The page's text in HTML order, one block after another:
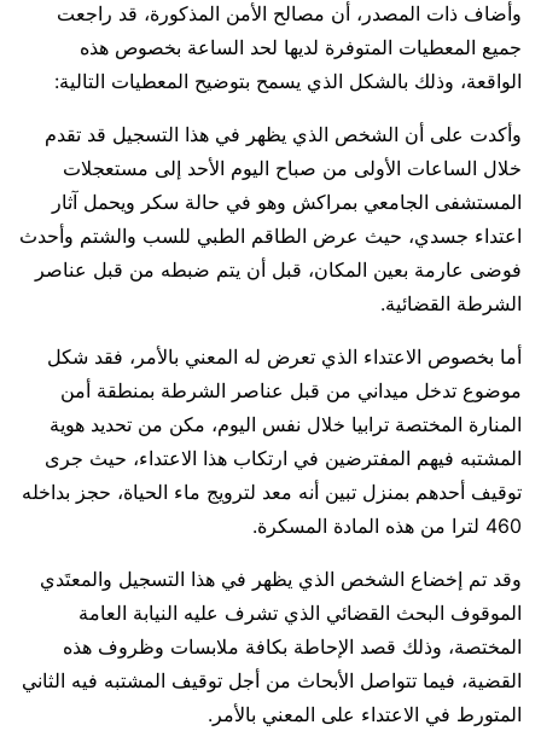
وأضاف ذات المصدر، أن مصالح الأمن المذكورة، قد راجعت
جميع المعطيات المتوفرة لديها لحد الساعة بخصوص هذه
الواقعة، وذلك بالشكل الذي يسمح بتوضيح المعطيات التالية:
وأكدت على أن الشخص الذي يظهر في هذا التسجيل قد تقدم
خلال الساعات الأولى من صباح اليوم الأحد إلى مستعجلات
المستشفى الجامعي بمراكش وهو في حالة سكر ويحمل آثار
اعتداء جسدي، حيث عرض الطاقم الطبي للسب والشتم وأحدث
فوضى عارمة بعين المكان، قبل أن يتم ضبطه من قبل عناصر
الشرطة القضائية.
أما بخصوص الاعتداء الذي تعرض له المعني بالأمر، فقد شكل
موضوع تدخل ميداني من قبل عناصر الشرطة بمنطقة أمن
المنارة المختصة ترابيا خلال نفس اليوم، مكن من تحديد هوية
المشتبه فيهم المفترضين في ارتكاب هذا الاعتداء، حيث جرى
توقيف أحدهم بمنزل تبين أنه معد لترويج ماء الحياة، حجز بداخله
460 لترا من هذه المادة المسكرة.
وقد تم إخضاع الشخص الذي يظهر في هذا التسجيل والمعتَدي
الموقوف البحث القضائي الذي تشرف عليه النيابة العامة
المختصة، وذلك قصد الإحاطة بكافة ملابسات وظروف هذه
القضية، فيما تتواصل الأبحاث من أجل توقيف المشتبه فيه الثاني
المتورط في الاعتداء على المعني بالأمر.